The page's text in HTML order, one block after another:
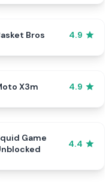
Bros 4.9
X3m 4.9
Game
4.4